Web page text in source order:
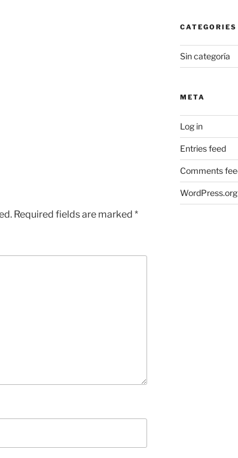
Required fields are marked *
CATEGORIES
Sin categoría
META
Log in
Entries feed
Comments
WordPress.org